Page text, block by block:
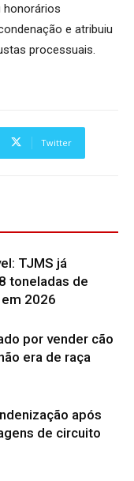
honorários
e atribuiu
processuais.
Twitter
TJMS já
toneladas de
2026
por vender cão
era de raça
após
de circuito